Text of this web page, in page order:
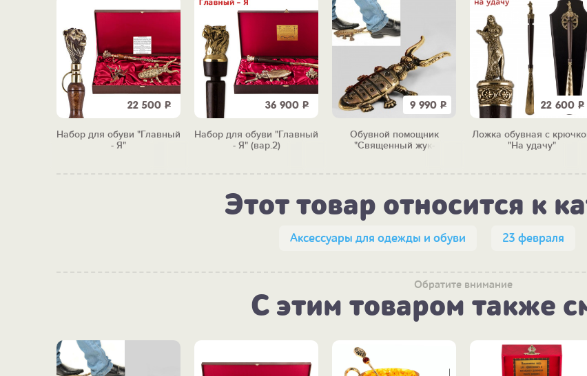
22 500 Р
Набор для обуви "Главный
- Я"
36 900 Р
Набор для обуви "Главный
- Я" (вар.2)
9 990 Р
Обувной помощник
"Священный жук-
22 600 Р
Ложка обувная с
"На удачу"
Этот товар относится к
Аксессуары для одежды и обуви 23 февраля
Обратите внимание
С этим товаром также